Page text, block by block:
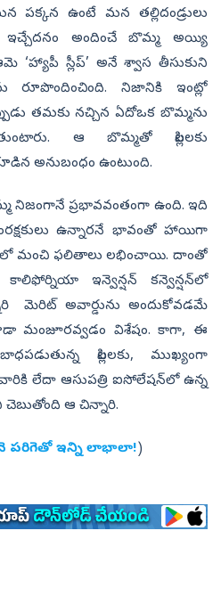
ఉంటే మన తల్లిదండ్రులు
ఇచ్చేదనం అందించే బొమ్మ అయ్యి
‘హ్యాపీ స్లీప్’ అనే శ్వాస తీసుకుని
రూపొందించింది. నిజానికి ఇంట్లో
తమకు నచ్చిన ఏదోఒక బొమ్మను
ఆ బొమ్మతో పిల్లలకు
అనుబంధం ఉంటుంది.
నిజంగానే ప్రభావవంతంగా ఉంది. ఇది
ఉన్నారనే భావంతో హాయిగా
మంచి ఫలితాలు లభించాయి. దాంతో
ఇన్వెన్షన్ కన్వెన్షన్‌లో
మెరిట్ అవార్డును అందుకోవడమే
మంజూరవ్వడం విశేషం. కాగా, ఈ
పిల్లలకు, ముఖ్యంగా
లేదా ఆసుపత్రి ఐసోలేషన్‌లో ఉన్న
చెబుతోంది ఆ చిన్నారి.
పరిగెతో ఇన్ని లాభాలా!)